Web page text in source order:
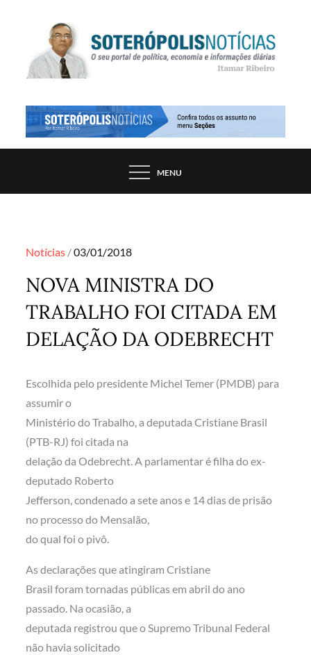
SOTERÓPOLIS NOTÍCIAS
PORTAL DE NOTÍCIAS DE SALVADOR E
MENU
Notícias Posted
03/01/2018
NOVA MINISTRA DO
TRABALHO FOI CITADA EM
DELAÇÃO DA ODEBRECHT
Escolhida pelo presidente Michel Temer (PMDB) para
assumir o
Ministério do Trabalho, a deputada Cristiane Brasil
(PTB-RJ) foi citada na
delação da Odebrecht. A parlamentar é filha do ex-
deputado Roberto
Jefferson, condenado a sete anos e 14 dias de prisão
no processo do Mensalão,
do qual foi o pivô.
As declarações que atingiram Cristiane
Brasil foram tornadas públicas em abril do ano
passado. Na ocasião, a
deputada registrou que o Supremo Tribunal Federal
não havia solicitado